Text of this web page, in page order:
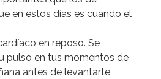
en estos días es cuando el
en reposo. Se
pulso en tus momentos de
antes de levantarte